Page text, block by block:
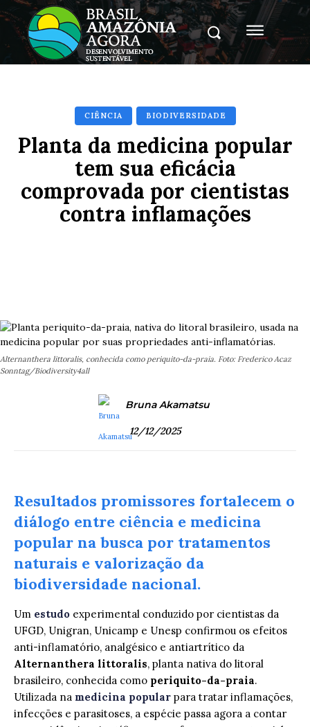
CIÊNCIA BIODIVERSIDADE
Planta da medicina popular
tem sua eficácia
comprovada por cientistas
contra inflamações
Alternanthera littoralis, conhecida como periquito-da-praia. Foto: Frederico Acaz
Sonntag/Biodiversity4all
Bruna Akamatsu
12/12/2025
Resultados promissores fortalecem o
diálogo entre ciência e medicina
popular na busca por tratamentos
naturais e valorização da
biodiversidade nacional.
Um estudo experimental conduzido por cientistas da
UFGD, Unigran, Unicamp e Unesp confirmou os efeitos
anti-inflamatório, analgésico e antiartrítico da
Alternanthera littoralis, planta nativa do litoral
brasileiro, conhecida como periquito-da-praia.
Utilizada na medicina popular para tratar inflamações,
infecções e parasitoses, a espécie passa agora a contar